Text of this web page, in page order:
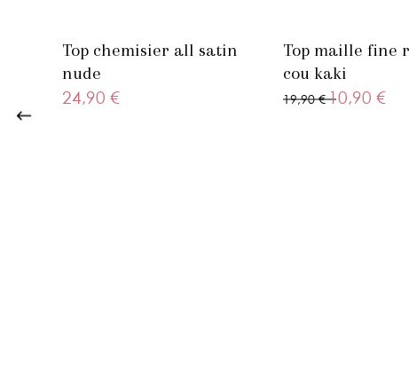
Top chemisier all satin
nude
24,90 €
Top maille fine
cou kaki
19,90 €10,90 €